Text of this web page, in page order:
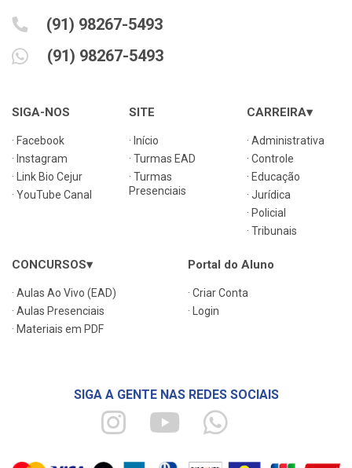
(91) 98267-5493
(91) 98267-5493
SIGA-NOS
· Facebook
· Instagram
· Link Bio Cejur
· YouTube Canal
SITE
· Início
· Turmas EAD
· Turmas
Presenciais
CARREIRA▾
· Administrativa
· Controle
· Educação
· Jurídica
· Policial
· Tribunais
CONCURSOS▾
· Aulas Ao Vivo (EAD)
· Aulas Presenciais
· Materiais em PDF
Portal do Aluno
· Criar Conta
· Login
SIGA A GENTE NAS REDES SOCIAIS